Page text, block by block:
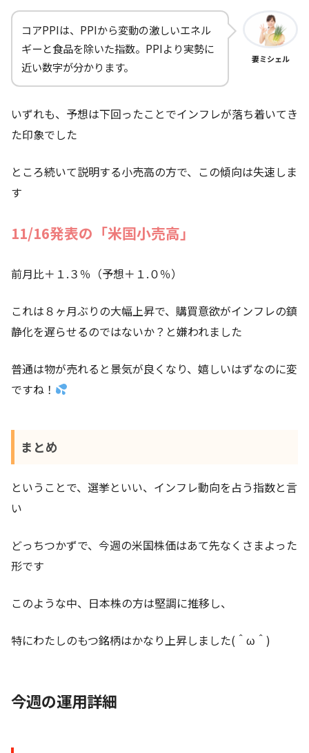
コアPPIは、PPIから変動の激しいエネル
ギーと食品を除いた指数。PPIより実勢に
近い数字が分かります。
妻ミシェル
いずれも、予想は下回ったことでインフレが落ち着いてき
た印象でした
ところ続いて説明する小売高の方で、この傾向は失速しま
す
11/16発表の「米国小売高」
前月比＋１.３％（予想＋１.０％）
これは８ヶ月ぶりの大幅上昇で、購買意欲がインフレの鎮
静化を遅らせるのではないか？と嫌われました
普通は物が売れると景気が良くなり、嬉しいはずなのに変
ですね！
まとめ
ということで、選挙といい、インフレ動向を占う指数と言
い
どっちつかずで、今週の米国株価はあて先なくさまよった
形です
このような中、日本株の方は堅調に推移し、
特にわたしのもつ銘柄はかなり上昇しました(＾ω＾)
今週の運用詳細